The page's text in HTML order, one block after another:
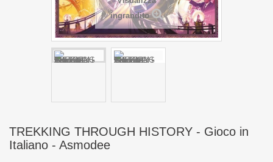
ingrandito
TREKKING THROUGH HISTORY - Gioco in
Italiano - Asmodee